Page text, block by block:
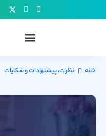
خانه نظرات، پیشنهادات و شکایات